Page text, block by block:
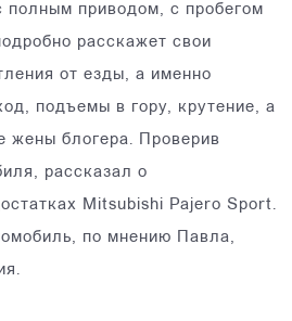
полным приводом, с пробегом
расскажет свои
от езды, а именно
подъемы в гору, крутение, а
жены блогера. Проверив
рассказал о
Mitsubishi Pajero Sport.
по мнению Павла,